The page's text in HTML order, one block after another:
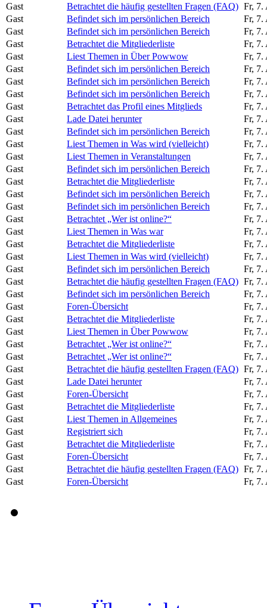
Gast
Betrachtet die häufig gestellten Fragen (FAQ) Fr, 7.
Gast
Befindet sich im persönlichen Bereich
Fr, 7.
Gast
Befindet sich im persönlichen Bereich
Fr, 7.
Gast
Betrachtet die Mitgliederliste
Fr, 7.
Gast
Liest Themen in Über Powwow
Fr, 7.
Gast
Befindet sich im persönlichen Bereich
Fr, 7.
Gast
Befindet sich im persönlichen Bereich
Fr, 7.
Gast
Befindet sich im persönlichen Bereich
Fr, 7.
Gast
Betrachtet das Profil eines Mitglieds
Fr, 7.
Gast
Lade Datei herunter
Fr, 7.
Gast
Befindet sich im persönlichen Bereich
Fr, 7.
Gast
Liest Themen in Was wird (vielleicht)
Fr, 7.
Gast
Liest Themen in Veranstaltungen
Fr, 7.
Gast
Befindet sich im persönlichen Bereich
Fr, 7.
Gast
Betrachtet die Mitgliederliste
Fr, 7.
Gast
Befindet sich im persönlichen Bereich
Fr, 7.
Gast
Befindet sich im persönlichen Bereich
Fr, 7.
Gast
Betrachtet „Wer ist online?“
Fr, 7.
Gast
Liest Themen in Was war
Fr, 7.
Gast
Betrachtet die Mitgliederliste
Fr, 7.
Gast
Liest Themen in Was wird (vielleicht)
Fr, 7.
Gast
Befindet sich im persönlichen Bereich
Fr, 7.
Gast
Betrachtet die häufig gestellten Fragen (FAQ) Fr, 7.
Gast
Befindet sich im persönlichen Bereich
Fr, 7.
Gast
Foren-Übersicht
Fr, 7.
Gast
Betrachtet die Mitgliederliste
Fr, 7.
Gast
Liest Themen in Über Powwow
Fr, 7.
Gast
Betrachtet „Wer ist online?“
Fr, 7.
Gast
Betrachtet „Wer ist online?“
Fr, 7.
Gast
Betrachtet die häufig gestellten Fragen (FAQ) Fr, 7.
Gast
Lade Datei herunter
Fr, 7.
Gast
Foren-Übersicht
Fr, 7.
Gast
Betrachtet die Mitgliederliste
Fr, 7.
Gast
Liest Themen in Allgemeines
Fr, 7.
Gast
Registriert sich
Fr, 7.
Gast
Betrachtet die Mitgliederliste
Fr, 7.
Gast
Foren-Übersicht
Fr, 7.
Gast
Betrachtet die häufig gestellten Fragen (FAQ) Fr, 7.
Gast
Foren-Übersicht Fr, 7.